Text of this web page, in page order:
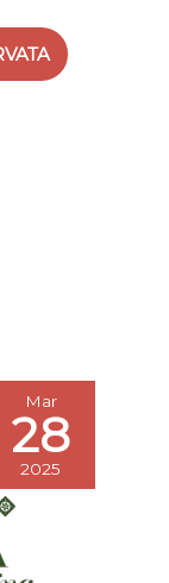
Mar
28
2025